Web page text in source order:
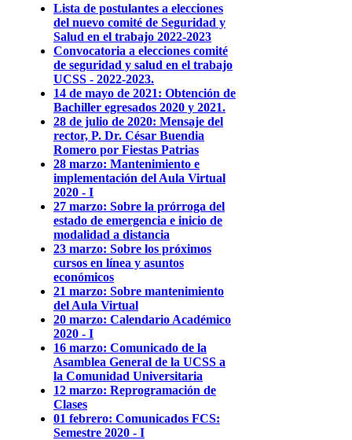
Lista de postulantes a elecciones
del nuevo comité de Seguridad y
Salud en el trabajo 2022-2023
Convocatoria a elecciones comité
de seguridad y salud en el trabajo
UCSS - 2022-2023.
14 de mayo de 2021: Obtención de
Bachiller egresados 2020 y 2021.
28 de julio de 2020: Mensaje del
rector, P. Dr. César Buendia
Romero por Fiestas Patrias
28 marzo: Mantenimiento e
implementación del Aula Virtual
2020 - I
27 marzo: Sobre la prórroga del
estado de emergencia e inicio de
modalidad a distancia
23 marzo: Sobre los próximos
cursos en línea y asuntos
económicos
21 marzo: Sobre mantenimiento
del Aula Virtual
20 marzo: Calendario Académico
2020 - I
16 marzo: Comunicado de la
Asamblea General de la UCSS a
la Comunidad Universitaria
12 marzo: Reprogramación de
Clases
01 febrero: Comunicados FCS:
Semestre 2020 - I